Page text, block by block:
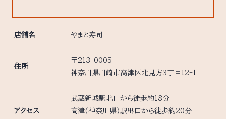
店舗名 やまと寿司
住所
〒213-0005
神奈川県川崎市高津区北見方3丁目12-1
アクセス
武蔵新城駅北口から徒歩約18分
高津(神奈川県)駅出口から徒歩約20分